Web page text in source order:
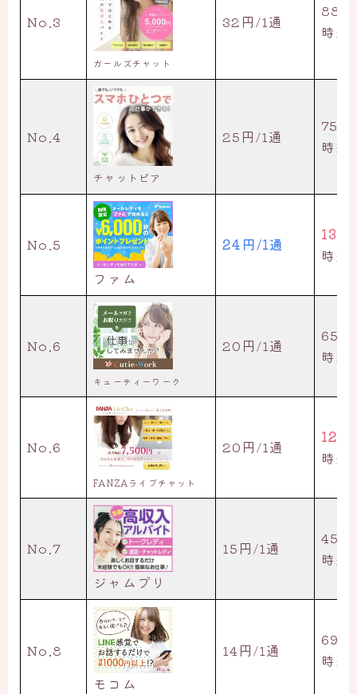
No.3
ガールズチャット
32円/1通
88
時
No.4
チャットピア
25円/1通
75円
時給
No.5
ファム
24円/1通
138
時
No.6
キューティーワーク
20円/1通
65
時給
No.6
FANZAライブチャット
20円/1通
125
時給
No.7
ジャムプリ
15円/1通
45
時給
No.8
モコム
14円/1通
69
時給